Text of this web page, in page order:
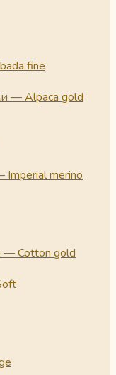
fine
— Alpaca gold
merino
— Cotton gold